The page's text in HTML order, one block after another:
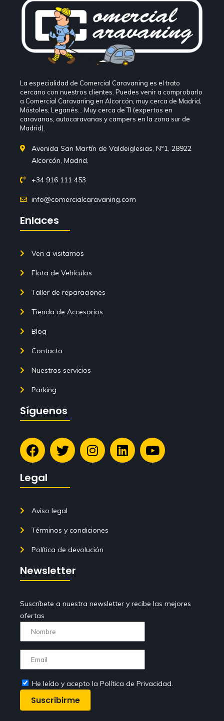
La especialidad de Comercial Caravaning es el trato
cercano con nuestros clientes. Puedes venir a comprobarlo
a Comercial Caravaning en Alcorcón, muy cerca de Madrid,
Móstoles, Leganés… Muy cerca de TI (expertos en
caravanas, autocaravanas y campers en la zona sur de
Madrid).
Avenida San Martín de Valdeiglesias, Nº1, 28922
Alcorcón, Madrid.
+34 916 111 453
info@comercialcaravaning.com
Enlaces
Ven a visitarnos
Flota de Vehículos
Taller de reparaciones
Tienda de Accesorios
Blog
Contacto
Nuestros servicios
Parking
Síguenos
Legal
Aviso legal
Términos y condiciones
Política de devolución
Newsletter
Suscríbete a nuestra newsletter y recibe las mejores
ofertas
He leído y acepto la Política de Privacidad.